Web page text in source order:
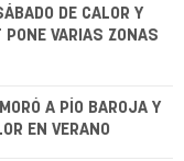
DE CALOR Y
PONE VARIAS ZONAS
A PÍO BAROJA Y
EN VERANO